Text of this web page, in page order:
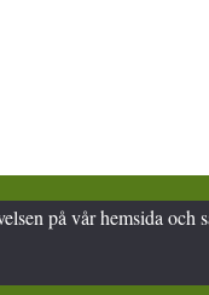
på vår hemsida